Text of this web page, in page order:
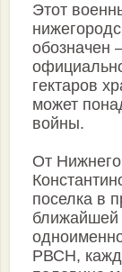
Этот
обозначен
гектаров
может
войны.
От
поселка в
ближайшей
РВСН,